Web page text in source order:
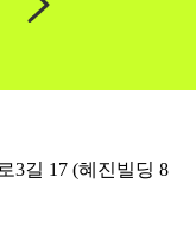
3길 17 (혜진빌딩 8